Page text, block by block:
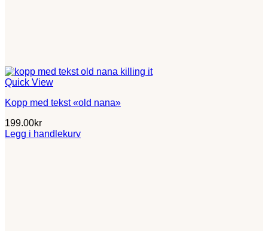
Quick View
Kopp med tekst «old nana»
199.00kr
Legg i handlekurv